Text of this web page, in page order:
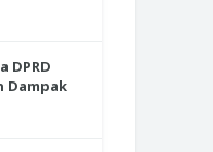
DPRD
Dampak